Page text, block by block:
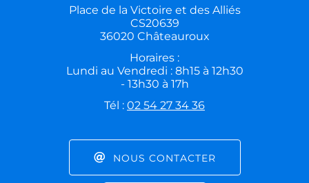
Place de la Victoire et des Alliés
CS20639
36020 Châteauroux
Horaires :
Lundi au Vendredi : 8h15 à 12h30
- 13h30 à 17h
Tél : 02 54 27 34 36
NOUS CONTACTER